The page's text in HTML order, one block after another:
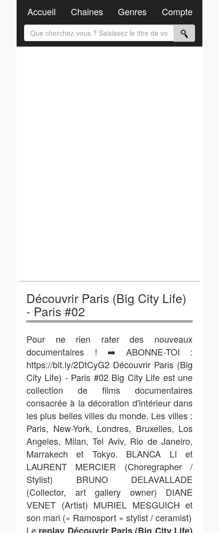
Découvrir Paris (Big City Life)
- Paris #02
Pour ne rien rater des nouveaux
documentaires ! ➡️ ABONNE-TOI :
https://bit.ly/2DtCyG2 Découvrir Paris (Big
City Life) - Paris #02 Big City Life est une
collection de films documentaires
consacrée à la décoration d'intérieur dans
les plus belles villes du monde. Les villes :
Paris, New-York, Londres, Bruxelles, Los
Angeles, Milan, Tel Aviv, Rio de Janeiro,
Marrakech et Tokyo. BLANCA LI et
LAURENT MERCIER (Choregrapher /
Stylist) BRUNO DELAVALLADE
(Collector, art gallery owner) DIANE
VENET (Artist) MURIEL MESGUICH et
son mari (« Ramosport » stylist / ceramist)
Le
Accueil Chaines Genres Compte